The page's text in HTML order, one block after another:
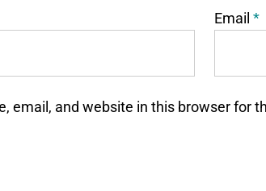
Email *
email, and website in this browser for